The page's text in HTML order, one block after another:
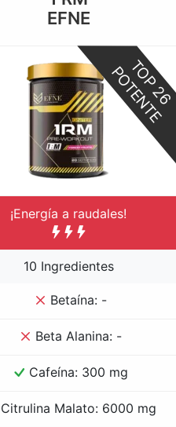
EFNE
TOP 26
POTENTE
¡Energía a raudales!
10 Ingredientes
Betaína: -
Beta Alanina: -
Cafeína: 300 mg
Citrulina Malato: 6000 mg